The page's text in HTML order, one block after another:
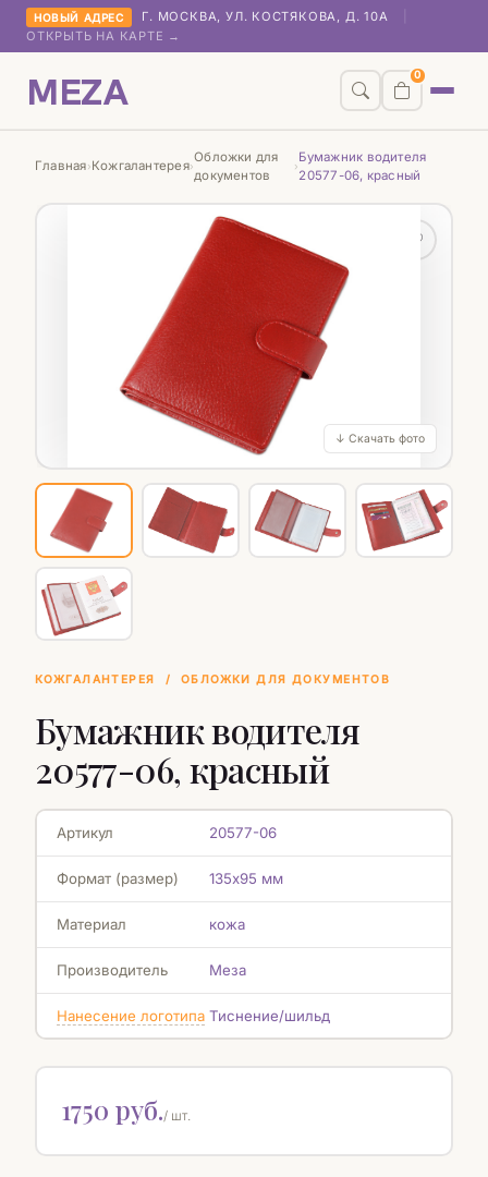
НОВЫЙ АДРЕС Г. МОСКВА, УЛ. КОСТЯКОВА, Д. 10А
ОТКРЫТЬ НА КАРТЕ →
MEZA 0
Главная›Кожгалантерея›
Обложки для
документов
›
Бумажник водителя
20577-06, красный
♡
↓ Скачать фото
КОЖГАЛАНТЕРЕЯ / ОБЛОЖКИ ДЛЯ ДОКУМЕНТОВ
Бумажник водителя
20577-06, красный
Артикул 20577-06
Формат (размер) 135х95 мм
Материал кожа
Производитель Меза
Нанесение логотипа Тиснение/шильд
1750 руб./ шт.